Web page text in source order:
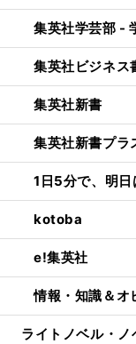
集英社学芸部 -
集英社ビジネス
集英社新書
集英社新書プラ
1日5分で、明
kotoba
e!集英社
情報・知識＆
ライトノベル・ノ